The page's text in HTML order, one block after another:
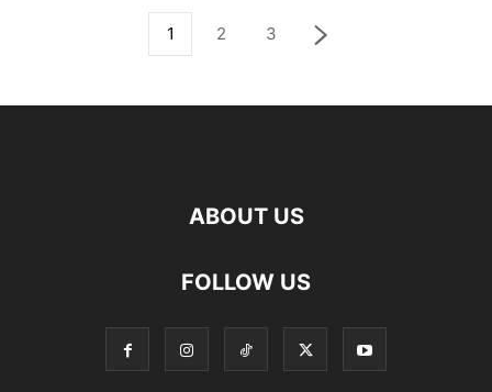
1 2 3
ABOUT US
FOLLOW US